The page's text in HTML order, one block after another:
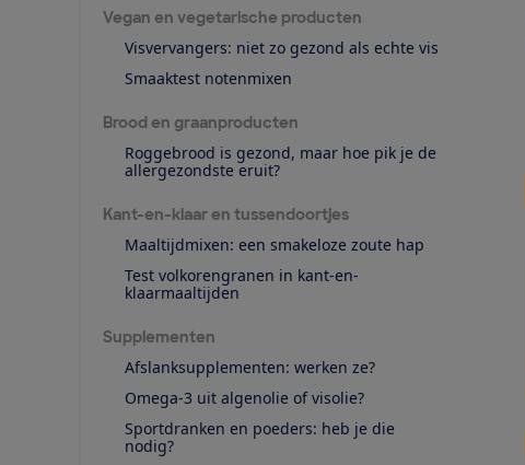
Vegan en vegetarische producten
Visvervangers: niet zo gezond als echte vis
Smaaktest notenmixen
Brood en graanproducten
Roggebrood is gezond, maar hoe pik je de
allergezondste eruit?
Kant-en-klaar en tussendoortjes
Maaltijdmixen: een smakeloze zoute hap
Test volkorengranen in kant-en-
klaarmaaltijden
Supplementen
Afslanksupplementen: werken ze?
Omega-3 uit algenolie of visolie?
Sportdranken en poeders: heb je die
nodig?